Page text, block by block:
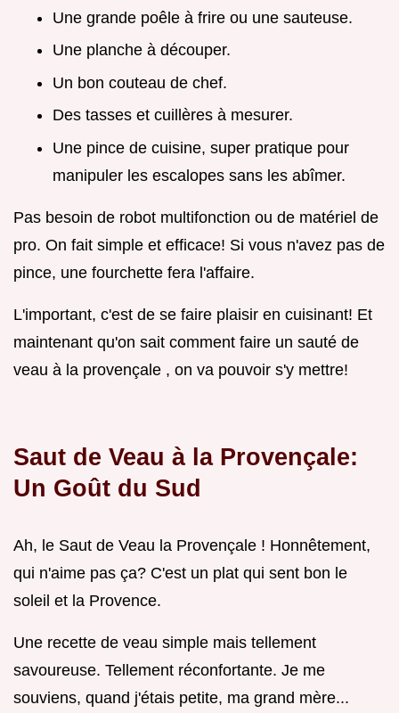
Une grande poêle à frire ou une sauteuse.
Une planche à découper.
Un bon couteau de chef.
Des tasses et cuillères à mesurer.
Une pince de cuisine, super pratique pour
manipuler les escalopes sans les abîmer.
Pas besoin de robot multifonction ou de matériel de
pro. On fait simple et efficace! Si vous n'avez pas de
pince, une fourchette fera l'affaire.
L'important, c'est de se faire plaisir en cuisinant! Et
maintenant qu'on sait comment faire un sauté de
veau à la provençale , on va pouvoir s'y mettre!
Saut de Veau à la Provençale:
Un Goût du Sud
Ah, le Saut de Veau la Provençale ! Honnêtement,
qui n'aime pas ça? C'est un plat qui sent bon le
soleil et la Provence.
Une recette de veau simple mais tellement
savoureuse. Tellement réconfortante. Je me
souviens, quand j'étais petite, ma grand mère...